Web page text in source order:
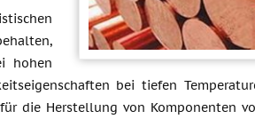
hohen
bei tiefen
die Herstellung von Komponenten